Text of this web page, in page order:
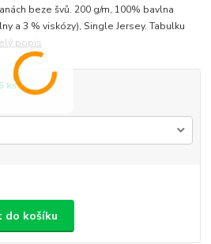
beze švů. 200 g/m, 100% bavlna
a 3 % viskózy), Single Jersey. Tabulku
popis
ks
do košíku